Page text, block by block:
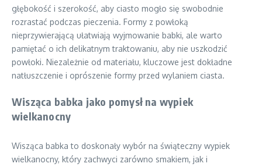
głębokość i szerokość, aby ciasto mogło się swobodnie
rozrastać podczas pieczenia. Formy z powłoką
nieprzywierającą ułatwiają wyjmowanie babki, ale warto
pamiętać o ich delikatnym traktowaniu, aby nie uszkodzić
powłoki. Niezależnie od materiału, kluczowe jest dokładne
natłuszczenie i oprószenie formy przed wylaniem ciasta.
Wisząca babka jako pomysł na wypiek
wielkanocny
Wisząca babka to doskonały wybór na świąteczny wypiek
wielkanocny, który zachwyci zarówno smakiem, jak i